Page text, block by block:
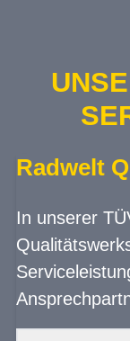
Radwelt
In unserer